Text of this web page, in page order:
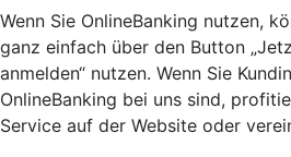
Wenn Sie OnlineBanking nutzen,
ganz einfach über den Button
anmelden“ nutzen. Wenn Sie
OnlineBanking bei uns sind,
Service auf der Website oder